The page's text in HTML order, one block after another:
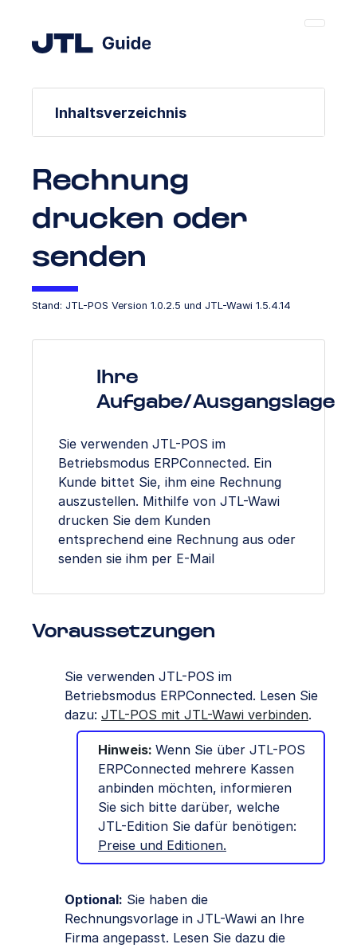
Inhaltsverzeichnis
Rechnung
drucken oder
senden
Stand: JTL-POS Version 1.0.2.5 und JTL-Wawi 1.5.4.14
Ihre
Aufgabe/Ausgangslage
Sie verwenden JTL-POS im
Betriebsmodus ERPConnected. Ein
Kunde bittet Sie, ihm eine Rechnung
auszustellen. Mithilfe von JTL-Wawi
drucken Sie dem Kunden
entsprechend eine Rechnung aus oder
senden sie ihm per E-Mail
Voraussetzungen
Sie verwenden JTL-POS im
Betriebsmodus ERPConnected. Lesen Sie
dazu: JTL-POS mit JTL-Wawi verbinden.
Hinweis: Wenn Sie über JTL-POS
ERPConnected mehrere Kassen
anbinden möchten, informieren
Sie sich bitte darüber, welche
JTL-Edition Sie dafür benötigen:
Preise und Editionen.
Optional: Sie haben die
Rechnungsvorlage in JTL-Wawi an Ihre
Firma angepasst. Lesen Sie dazu die